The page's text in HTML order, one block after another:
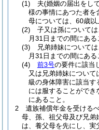
(1)
夫(婚姻の届出をし
様の事情にあつた者を
母については、60歳以
(2)
子又は孫について
月31日までの間にある
(3)
兄弟姉妹について
月31日までの間にある
(4)
前3号の要件に該当
又は兄弟姉妹について
級の身体障害に該当す
には服することがで
にあること。
2
遺族補償年金を受ける
母、孫、祖父母及び兄弟
は、養父母を先にし、実